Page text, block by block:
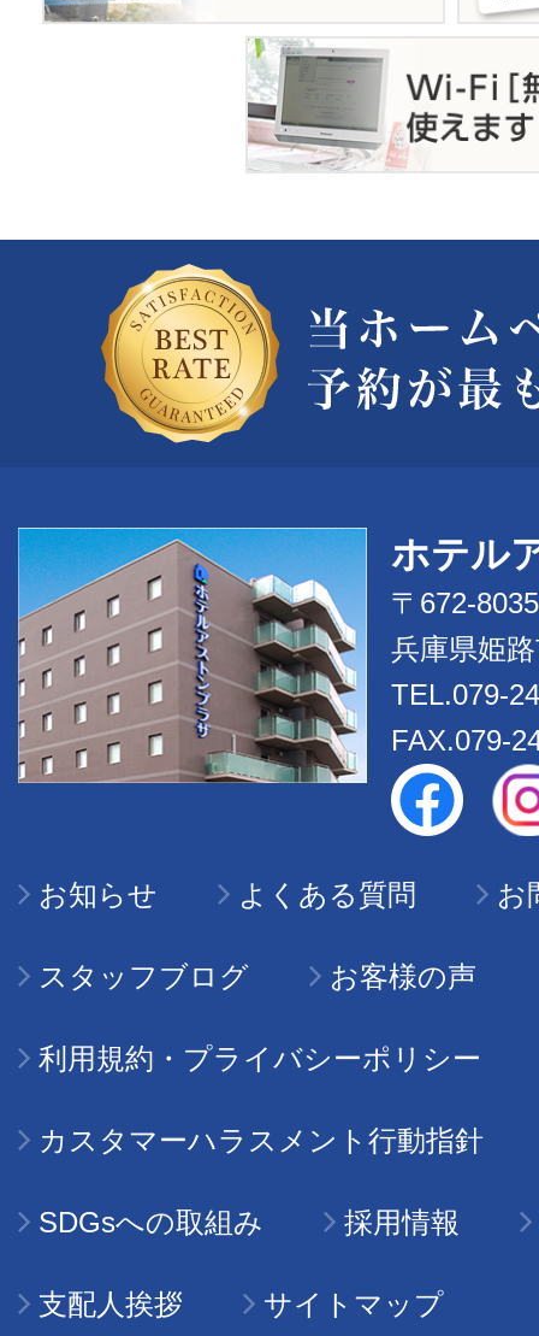
ホテル
〒672-8035
兵庫県姫
TEL.079-
FAX.079-
お知らせ よくある質問 お
スタッフブログ お客様の声
利用規約・プライバシーポリシー
カスタマーハラスメント行動指針
SDGsへの取組み 採用情報
支配人挨拶 サイトマップ